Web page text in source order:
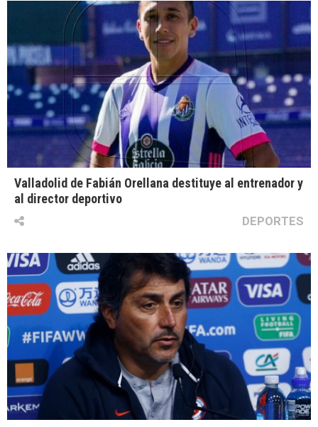
Valladolid de Fabián Orellana destituye al entrenador y
al director deportivo
DEPORTES